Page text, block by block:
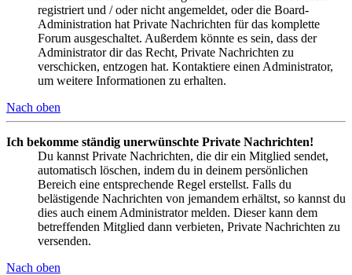
registriert und / oder nicht angemeldet, oder die Board-
Administration hat Private Nachrichten für das komplette
Forum ausgeschaltet. Außerdem könnte es sein, dass der
Administrator dir das Recht, Private Nachrichten zu
verschicken, entzogen hat. Kontaktiere einen Administrator,
um weitere Informationen zu erhalten.
Nach oben
Ich bekomme ständig unerwünschte Private Nachrichten!
Du kannst Private Nachrichten, die dir ein Mitglied sendet,
automatisch löschen, indem du in deinem persönlichen
Bereich eine entsprechende Regel erstellst. Falls du
belästigende Nachrichten von jemandem erhältst, so kannst du
dies auch einem Administrator melden. Dieser kann dem
betreffenden Mitglied dann verbieten, Private Nachrichten zu
versenden.
Nach oben